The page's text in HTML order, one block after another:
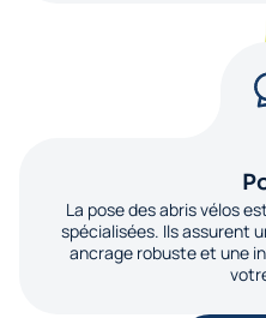
La pose des abris vélos
spécialisées. Ils assurent
ancrage robuste et une